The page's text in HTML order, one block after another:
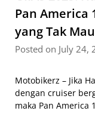
Pan America
yang Tak
Posted on July 24,
Motobikerz – Jika
dengan cruiser
maka Pan America